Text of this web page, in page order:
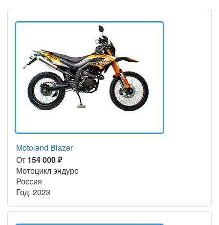
Motoland Blazer
От 154 000 ₽
Мотоцикл эндуро
Россия
Год: 2023